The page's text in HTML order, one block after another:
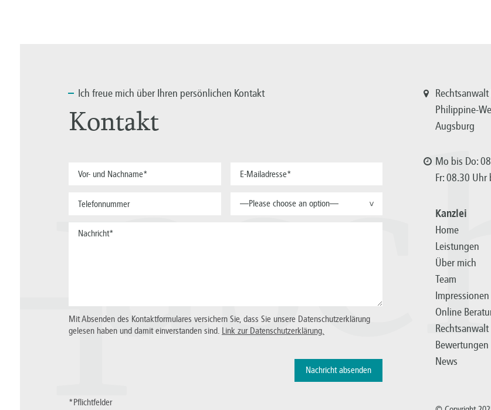
Ich freue mich über Ihren persönlichen Kontakt
Kontakt
—Please choose an option— >
Mit Absenden des Kontaktformulares versichern Sie, dass Sie unsere Datenschutzerklärung
gelesen haben und damit einverstanden sind. Link zur Datenschutzerklärung.
*Pflichtfelder
Philippine-
Augsburg
Mo bis Do:
Fr: 08.30
Kanzlei
Home
Leistungen
Über mich
Team
Impressionen
Online
Rechtsanwalt
Bewertungen
News